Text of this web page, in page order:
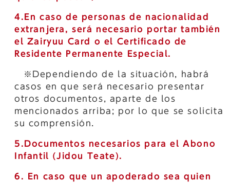
4.En caso de personas de nacionalidad
extranjera, será necesario portar también
el Zairyuu Card o el Certificado de
Residente Permanente Especial.
※Dependiendo de la situación, habrá
casos en que será necesario presentar
otros documentos, aparte de los
mencionados arriba; por lo que se solicita
su comprensión.
5.Documentos necesarios para el Abono
Infantil (Jidou Teate).
6. En caso que un apoderado sea quien